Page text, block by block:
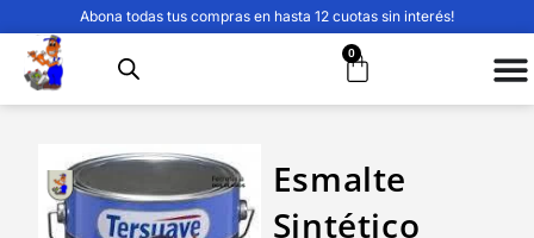
Abona todas tus compras en hasta 12 cuotas sin interés!
0
Esmalte
Sintético